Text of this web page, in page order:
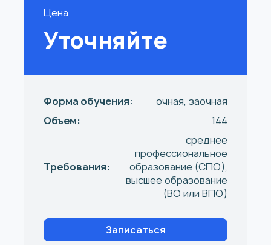
Цена
Уточняйте
Форма обучения:
очная, заочная
Объем:
144
Требования:
среднее
профессиональное
образование (СПО),
высшее образование
(ВО или ВПО)
Записаться